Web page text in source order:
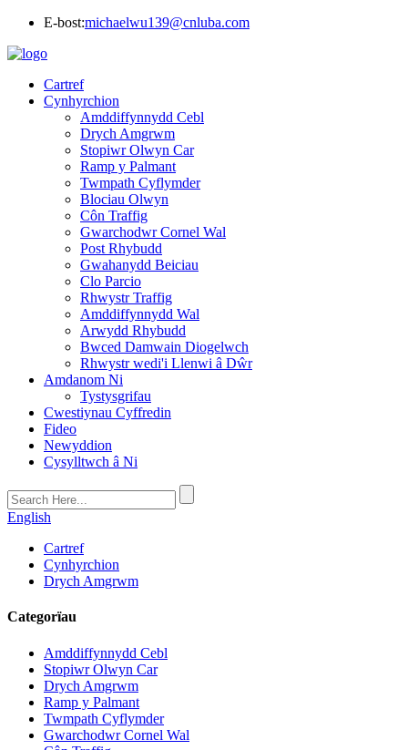
E-bost:michaelwu139@cnluba.com
Cartref
Cynhyrchion
Amddiffynnydd Cebl
Drych Amgrwm
Stopiwr Olwyn Car
Ramp y Palmant
Twmpath Cyflymder
Blociau Olwyn
Côn Traffig
Gwarchodwr Cornel Wal
Post Rhybudd
Gwahanydd Beiciau
Clo Parcio
Rhwystr Traffig
Amddiffynnydd Wal
Arwydd Rhybudd
Bwced Damwain Diogelwch
Rhwystr wedi'i Llenwi â Dŵr
Amdanom Ni
Tystysgrifau
Cwestiynau Cyffredin
Fideo
Newyddion
Cysylltwch â Ni
English
Cartref
Cynhyrchion
Drych Amgrwm
Categorïau
Amddiffynnydd Cebl
Stopiwr Olwyn Car
Drych Amgrwm
Ramp y Palmant
Twmpath Cyflymder
Gwarchodwr Cornel Wal